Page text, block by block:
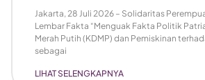
Jakarta, 28 Juli 2026 – Solidaritas
Lembar Fakta “Menguak Fakta Politik
Merah Putih (KDMP) dan Pemiskinan
sebagai
LIHAT SELENGKAPNYA